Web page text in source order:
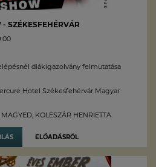
SZÉKESFEHÉRVÁR
diákigazolvány felmutatása
Hotel Székesfehérvár Magyar
KOLESZÁR HENRIETTA.
ELŐADÁSRÓL